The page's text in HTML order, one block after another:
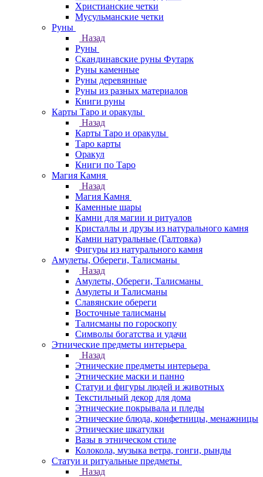
Христианские четки
Мусульманские четки
Руны
Назад
Руны
Скандинавские руны Футарк
Руны каменные
Руны деревянные
Руны из разных материалов
Книги руны
Карты Таро и оракулы
Назад
Карты Таро и оракулы
Таро карты
Оракул
Книги по Таро
Магия Камня
Назад
Магия Камня
Каменные шары
Камни для магии и ритуалов
Кристаллы и друзы из натурального камня
Камни натуральные (Галтовка)
Фигуры из натурального камня
Амулеты, Обереги, Талисманы
Назад
Амулеты, Обереги, Талисманы
Амулеты и Талисманы
Славянские обереги
Восточные талисманы
Талисманы по гороскопу
Символы богатства и удачи
Этнические предметы интерьера
Назад
Этнические предметы интерьера
Этнические маски и панно
Статуи и фигуры людей и животных
Текстильный декор для дома
Этнические покрывала и пледы
Этнические блюда, конфетницы, менажницы
Этнические шкатулки
Вазы в этническом стиле
Колокола, музыка ветра, гонги, рынды
Статуи и ритуальные предметы
Назад